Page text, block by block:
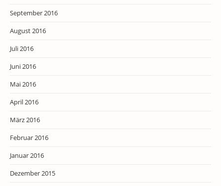
September 2016
August 2016
Juli 2016
Juni 2016
Mai 2016
April 2016
März 2016
Februar 2016
Januar 2016
Dezember 2015